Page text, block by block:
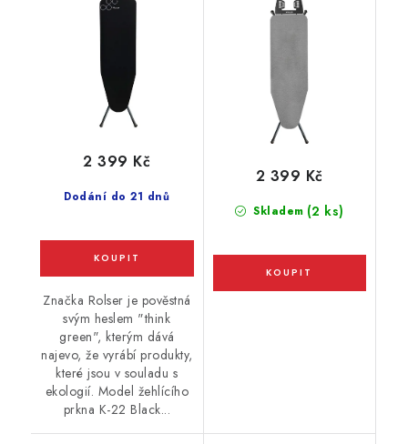
Dodání do 21 dnů
2 399 Kč
Značka Rolser je pověstná
svým heslem "think
green", kterým dává
najevo, že vyrábí produkty,
které jsou v souladu s
ekologií. Model žehlícího
prkna K-22 Black...
Skladem (2 ks)
2 399 Kč